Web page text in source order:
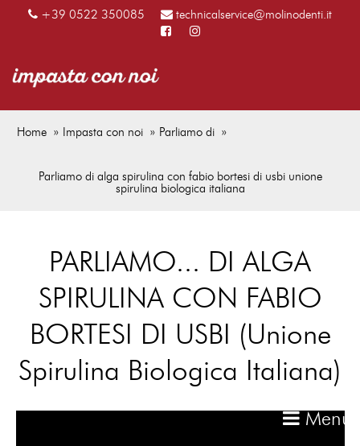
Menu
+39 0522 350085 technicalservice@molinodenti.it
Home Impasta con noi Parliamo di
Parliamo di alga spirulina con fabio bortesi di usbi unione
spirulina biologica italiana
PARLIAMO... DI ALGA
SPIRULINA CON FABIO
BORTESI DI USBI (Unione
Spirulina Biologica Italiana)